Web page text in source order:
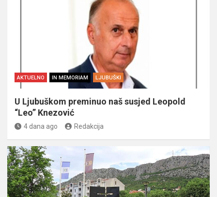
AKTUELNO IN MEMORIAM LJUBUŠKI
U Ljubuškom preminuo naš susjed Leopold
“Leo” Knezović
4 dana ago Redakcija